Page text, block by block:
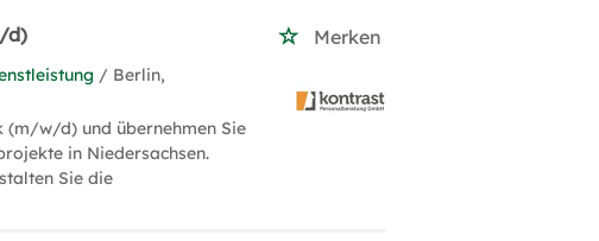
d) Merken
/ Berlin,
(m/w/d) und übernehmen Sie
in Niedersachsen.
Sie die